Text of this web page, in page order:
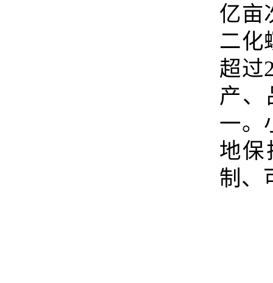
亿亩
二化
超过
产、
一。
地保
制、